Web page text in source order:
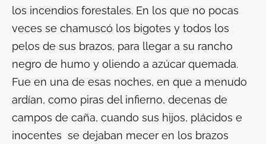
los incendios forestales. En los que no pocas
veces se chamuscó los bigotes y todos los
pelos de sus brazos, para llegar a su rancho
negro de humo y oliendo a azúcar quemada.
Fue en una de esas noches, en que a menudo
ardían, como piras del infierno, decenas de
campos de caña, cuando sus hijos, plácidos e
inocentes se dejaban mecer en los brazos